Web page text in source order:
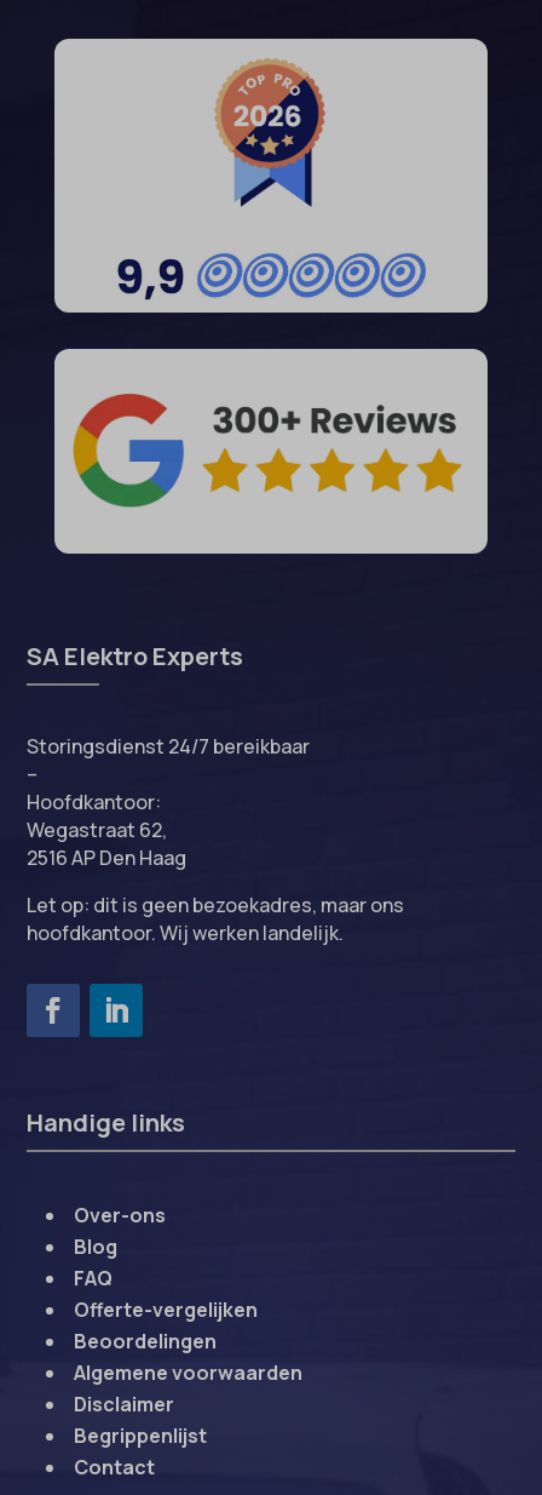
SA Elektro Experts
Storingsdienst 24/7 bereikbaar
–
Hoofdkantoor:
Wegastraat 62,
2516 AP Den Haag
Let op: dit is geen bezoekadres, maar ons
hoofdkantoor. Wij werken landelijk.
Handige links
Over-ons
Blog
FAQ
Offerte-vergelijken
Beoordelingen
Algemene voorwaarden
Disclaimer
Begrippenlijst
Contact
OptanonConsent
timezone
wordpress_logged_in_*
wordpress_test_cookie
wp-settings-*
wp-settings-time-*
cb-enabled
cookies_accepted
domain
et-saved-post*
et-saving-post-*
ext_name
hide-*
kconsent
klaro
marketing_cookies
MicrosoftApplicationsTelemetryFirstLaunchTime
perf_*
popupShow
sensorsdata2015jssdkcross
ssm_au_c
tarteaucitron
termsfeed_pc1_consent
wpc*